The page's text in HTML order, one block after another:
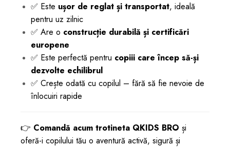
✅ Este ușor de reglat și transportat, ideală
pentru uz zilnic
✅ Are o construcție durabilă și certificări
europene
✅ Este perfectă pentru copiii care încep să-și
dezvolte echilibrul
✅ Crește odată cu copilul – fără să fie nevoie de
înlocuiri rapide
👉 Comandă acum trotineta QKIDS BRO și
oferă-i copilului tău o aventură activă, sigură și